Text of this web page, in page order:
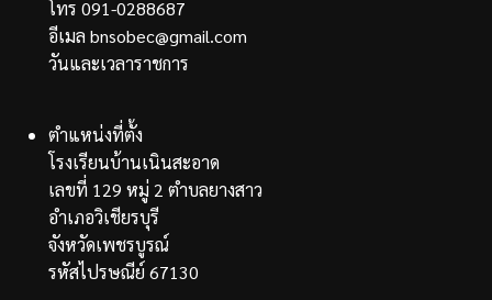
โทร 091-0288687
อีเมล bnsobec@gmail.com
วันและเวลาราชการ
ตำแหน่งที่ตั้ง
โรงเรียนบ้านเนินสะอาด
เลขที่ 129 หมู่ 2 ตำบลยางสาว
อำเภอวิเชียรบุรี
จังหวัดเพชรบูรณ์
รหัสไปรษณีย์ 67130